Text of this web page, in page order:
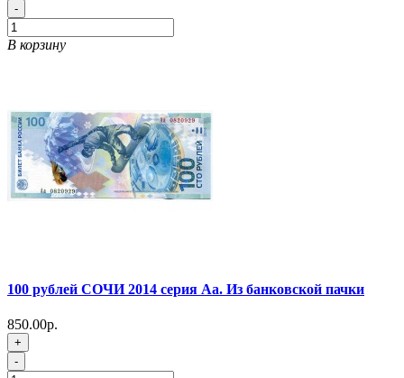
-
В корзину
100 рублей СОЧИ 2014 серия Аа. Из банковской пачки
850.00р.
+
-